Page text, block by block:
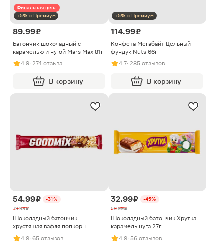
Финальная цена
+5% с Премиум
89.99 ₽
Батончик шоколадный с
карамелью и нугой Mars Max 81г
4.9· 274 отзыва
В корзину
+5% с Премиум
114.99 ₽
Конфета Мегабайт Цельный
фундук Nuts 66г
4.7· 285 отзывов
В корзину
54.99 ₽
-31%
79.99 ₽
Шоколадный батончик
хрустящая вафля попкорн
Goodmix 45г
4.8· 65 отзывов
32.99 ₽
-45%
59.99 ₽
Шоколадный батончик Хрутка
карамель нуга 27г
4.8· 56 отзывов